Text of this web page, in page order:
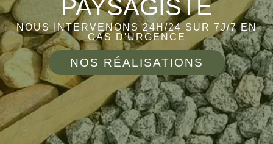
PAYSAGISTE
NOUS INTERVENONS 24H/24 SUR 7J/7 EN
CAS D'URGENCE
NOS RÉALISATIONS